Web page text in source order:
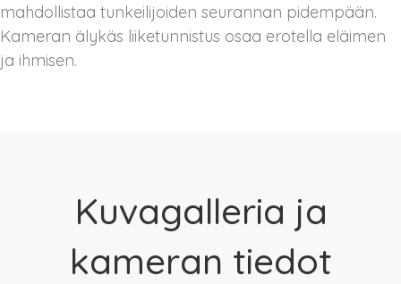
mahdollistaa tunkeilijoiden seurannan pidempään.
Kameran älykäs liiketunnistus osaa erotella eläimen
ja ihmisen.
Kuvagalleria ja
kameran tiedot